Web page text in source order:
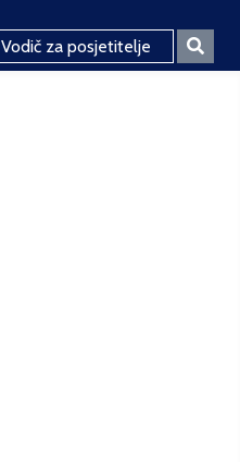
Vodič za posjetitelje